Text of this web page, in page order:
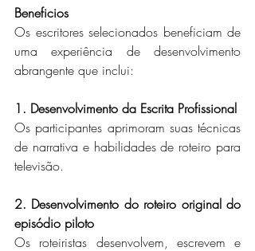
Beneficios
Os escritores selecionados beneficiam de
uma experiência de desenvolvimento
abrangente que inclui:
1. Desenvolvimento da Escrita Profissional
Os participantes aprimoram suas técnicas
de narrativa e habilidades de roteiro para
televisão.
2. Desenvolvimento do roteiro original do
episódio piloto
Os roteiristas desenvolvem, escrevem e